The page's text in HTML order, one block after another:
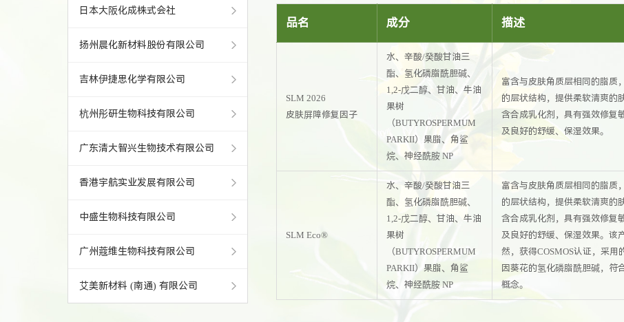
日本大阪化成株式会社
扬州晨化新材料股份有限公司
吉林伊捷思化学有限公司
杭州彤研生物科技有限公司
广东清大智兴生物技术有限公司
香港宇航实业发展有限公司
中盛生物科技有限公司
广州蔻维生物科技有限公司
艾美新材料 (南通) 有限公司
品名 成分 描述
SLM 2026
皮肤屏障修复因子
水、辛酸/癸酸甘油三
酯、氢化磷脂酰胆碱、
1,2-戊二醇、甘油、牛油
果树
（BUTYROSPERMUM
PARKII）果脂、角鲨
烷、神经酰胺 NP
富含与皮肤角质层相同的脂质
的层状结构，提供柔软清爽的
含合成乳化剂，具有强效修复
及良好的舒缓、保湿效果。
SLM Eco®
水、辛酸/癸酸甘油三
酯、氢化磷脂酰胆碱、
1,2-戊二醇、甘油、牛油
果树
（BUTYROSPERMUM
PARKII）果脂、角鲨
烷、神经酰胺 NP
富含与皮肤角质层相同的脂质
的层状结构，提供柔软清爽的
含合成乳化剂，具有强效修复
及良好的舒缓、保湿效果。该
然，获得COSMOS认证，采用
因葵花的氢化磷脂酰胆碱，符
概念。